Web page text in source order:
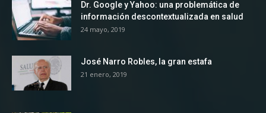
Dr. Google y Yahoo: una problemática de
información descontextualizada en salud
24 mayo, 2019
José Narro Robles, la gran estafa
21 enero, 2019